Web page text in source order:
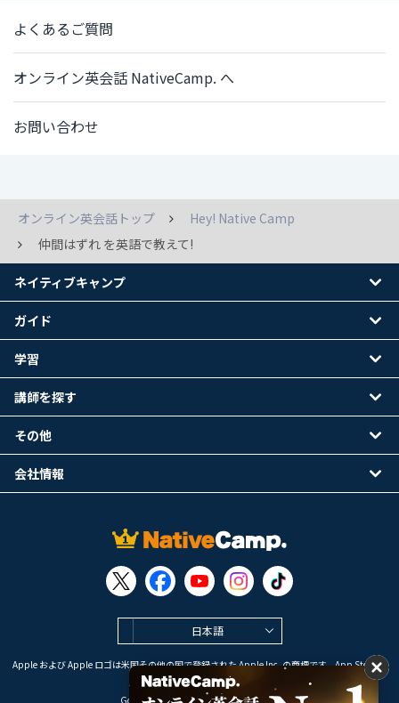
よくあるご質問
オンライン英会話 NativeCamp. へ
お問い合わせ
オンライン英会話トップ
Hey! Native Camp
仲間はずれ を英語で教えて!
日本語
Apple および Apple ロゴは米国その他の国で登録された Apple Inc. の商標です。App Store は
Apple Inc. のサービスマークです。
Google Play は Google LLC の商標です。
ネイティブキャンプ
ガイド
学習
講師を探す
その他
会社情報